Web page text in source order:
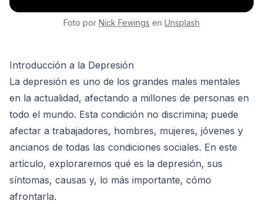
Foto por Nick Fewings en Unsplash
Introducción a la Depresión
La depresión es uno de los grandes males mentales
en la actualidad, afectando a millones de personas en
todo el mundo. Esta condición no discrimina; puede
afectar a trabajadores, hombres, mujeres, jóvenes y
ancianos de todas las condiciones sociales. En este
artículo, exploraremos qué es la depresión, sus
síntomas, causas y, lo más importante, cómo
afrontarla.